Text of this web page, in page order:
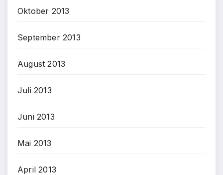
Oktober 2013
September 2013
August 2013
Juli 2013
Juni 2013
Mai 2013
April 2013